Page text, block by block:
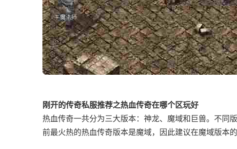
刚开的传奇私服推荐之热血传奇在哪个区玩好
热血传奇一共分为三大版本：神龙、魔域和巨兽。不同
前最火热的热血传奇版本是魔域，因此建议在魔域版本的